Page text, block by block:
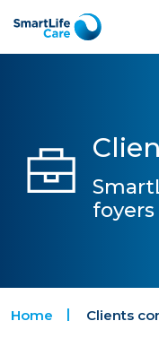
Home Clients